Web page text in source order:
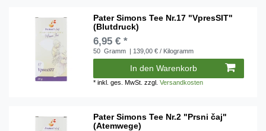
Pater Simons Tee Nr.17 "VpresSIT"
(Blutdruck)
6,95 € *
50 Gramm | 139,00 € / Kilogramm
In den Warenkorb
*inkl. ges. MwSt. zzgl.Versandkosten
Pater Simons Tee Nr.2 "Prsni čaj"
(Atemwege)